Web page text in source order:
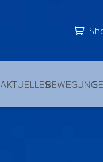
AKTUELLESBEWEGUNG